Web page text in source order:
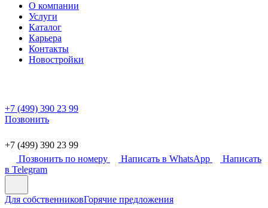
О компании
Услуги
Каталог
Карьера
Контакты
Новостройки
+7 (499) 390 23 99
Позвонить
+7 (499) 390 23 99
Позвонить по номеру
Написать в WhatsApp
Написать
в Telegram
Для собственниковГорячие предложения